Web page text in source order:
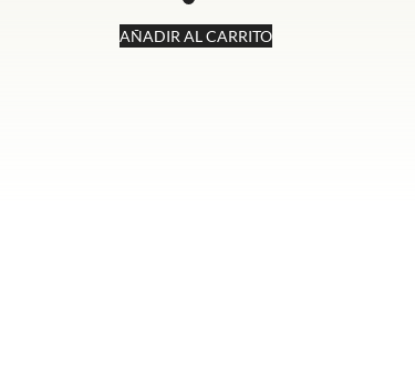
5.00
de 5
AÑADIR AL CARRITO